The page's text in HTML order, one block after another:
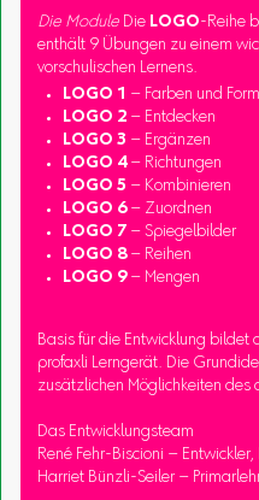
Die Module Die LOGO-Reihe
enthält 9 Übungen zu einem
vorschulischen Lernens.
LOGO 1 – Farben und
LOGO 2 – Entdecken
LOGO 3 – Ergänzen
LOGO 4– Richtungen
LOGO 5 – Kombinieren
LOGO 6– Zuordnen
LOGO 7 – Spiegelbilder
LOGO 8– Reihen
LOGO 9– Mengen
Basis für die Entwicklung bildet
profaxli Lerngerät. Die
zusätzlichen Möglichkeiten des
Das Entwicklungsteam
René Fehr-Biscioni –
Harriet Bünzli-Seiler –